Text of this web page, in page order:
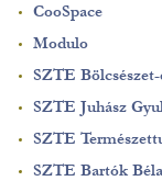
CooSpace
Modulo
SZTE
SZTE Juhász
SZTE
SZTE Bartók